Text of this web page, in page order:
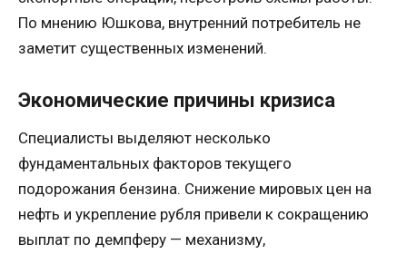
По мнению Юшкова, внутренний потребитель не
заметит существенных изменений.
Экономические причины кризиса
Специалисты выделяют несколько
фундаментальных факторов текущего
подорожания бензина. Снижение мировых цен на
нефть и укрепление рубля привели к сокращению
выплат по демпферу — механизму,